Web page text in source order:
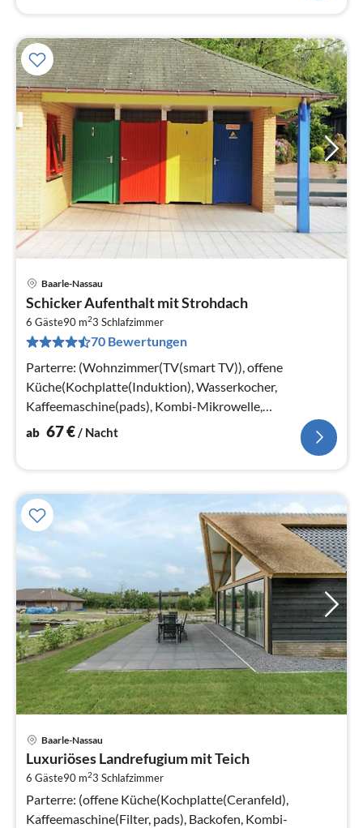
Baarle-Nassau
Schicker Aufenthalt mit Strohdach
6 Gäste90 m23 Schlafzimmer
70 Bewertungen
Parterre: (Wohnzimmer(TV(smart TV)), offene
Küche(Kochplatte(Induktion), Wasserkocher,
Kaffeemaschine(pads), Kombi-Mikrowelle,
Spülmaschine, Kühlschrank(+ Gefrierfach))
ab 67€/ Nacht
Baarle-Nassau
Luxuriöses Landrefugium mit Teich
6 Gäste90 m23 Schlafzimmer
Parterre: (offene Küche(Kochplatte(Ceranfeld),
Kaffeemaschine(Filter, pads), Backofen, Kombi-